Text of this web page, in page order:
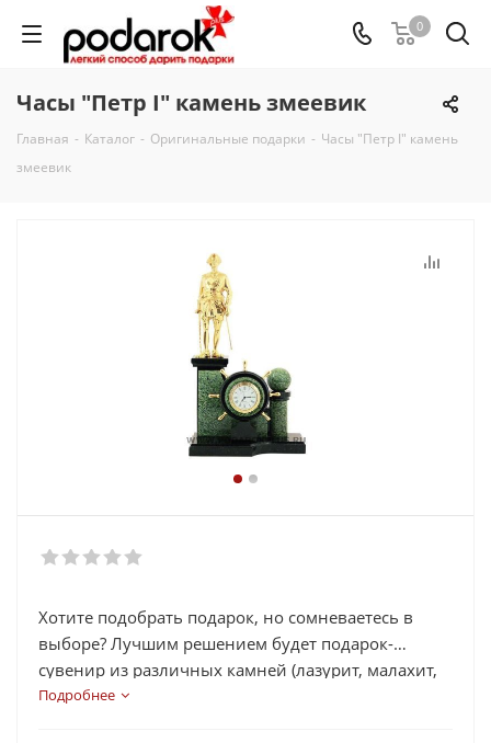
0
Часы "Петр I" камень змеевик
Главная - Каталог - Оригинальные подарки - Часы "Петр I" камень
змеевик
Хотите подобрать подарок, но сомневаетесь в
выборе? Лучшим решением будет подарок-
сувенир из различных камней (лазурит, малахит,
яшма, змеевик, агат, рубин, нефрит и др.) в виде
Подробнее